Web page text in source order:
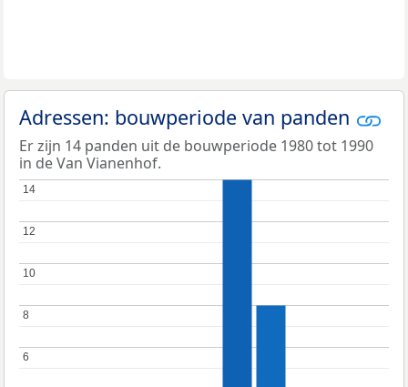
Adressen: bouwperiode van panden
Er zijn 14 panden uit de bouwperiode 1980 tot 1990
in de Van Vianenhof.
6
6
8
8
10
10
12
12
14
14